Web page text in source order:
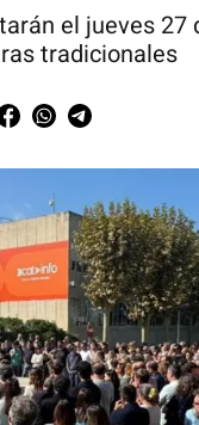
el jueves
tradicionales